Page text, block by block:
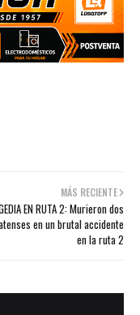
MÁS RECIENTE
EN RUTA 2: Murieron dos
en un brutal accidente
en la ruta 2